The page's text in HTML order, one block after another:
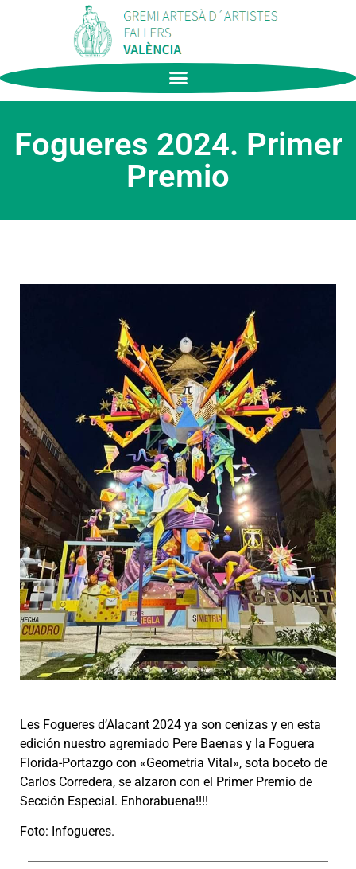
Fogueres 2024. Primer
Premio
Les Fogueres d’Alacant 2024 ya son cenizas y en esta
edición nuestro agremiado Pere Baenas y la Foguera
Florida-Portazgo con «Geometria Vital», sota boceto de
Carlos Corredera, se alzaron con el Primer Premio de
Sección Especial. Enhorabuena!!!!
Foto: Infogueres.